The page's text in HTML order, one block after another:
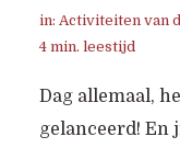
in: Activiteiten van
4 min. leestijd
Dag allemaal,
gelanceerd! En